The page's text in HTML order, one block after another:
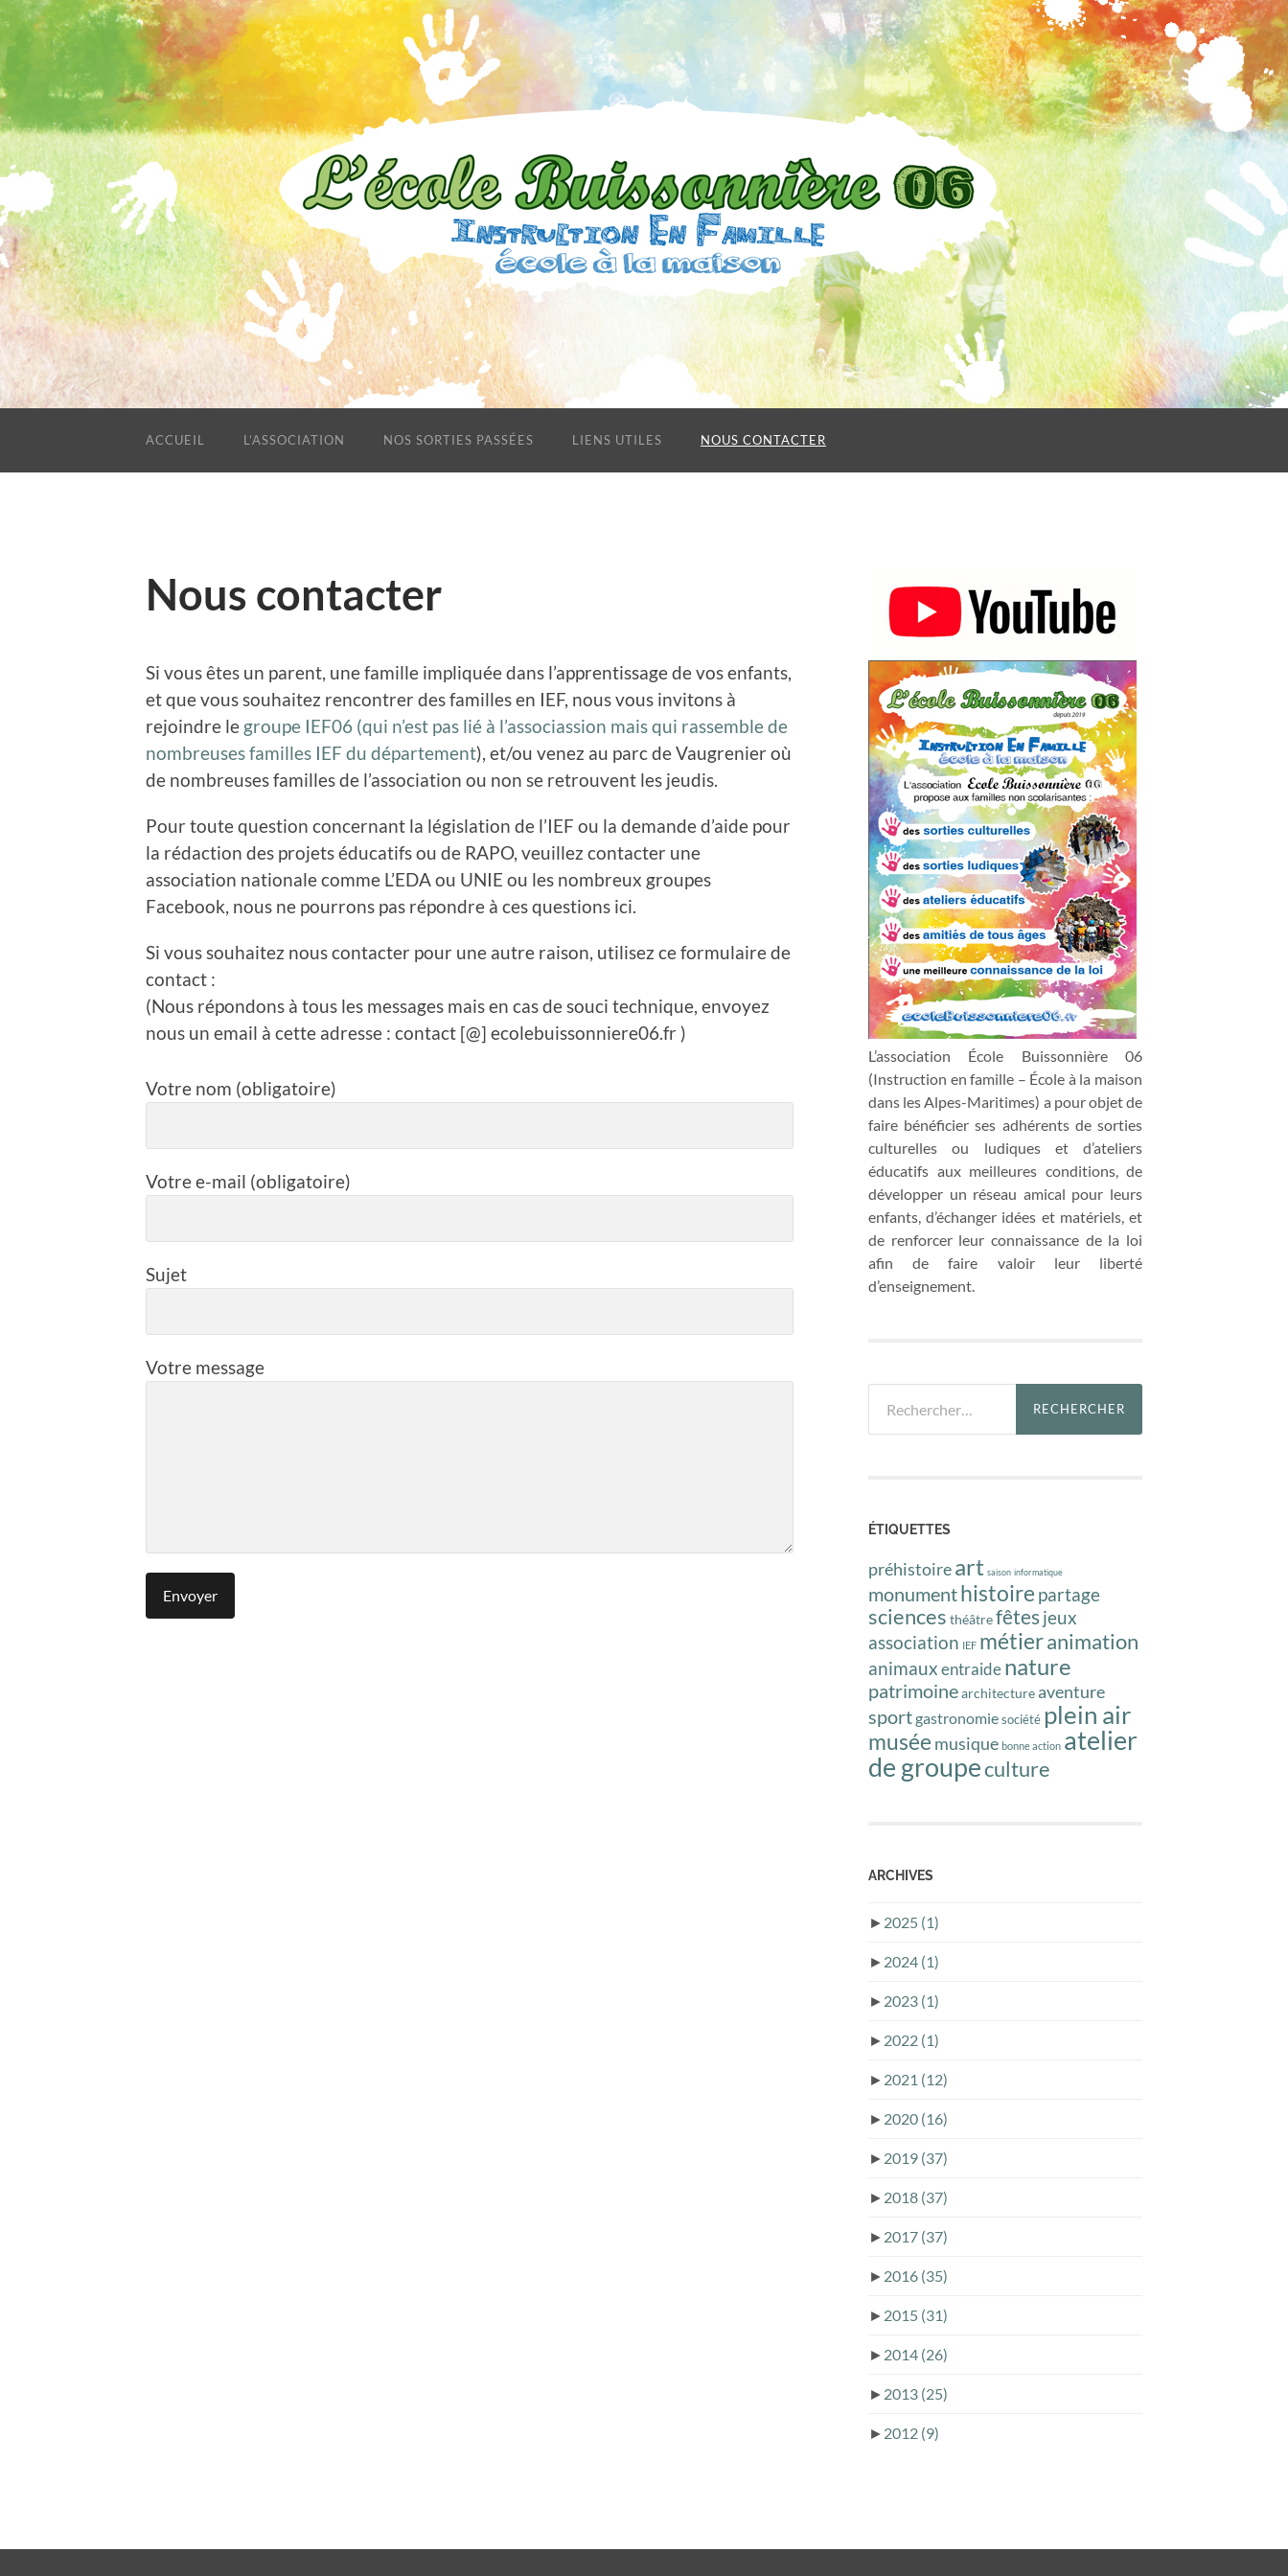
Buissonnière
ACCUEIL L’ASSOCIATION NOS SORTIES PASSÉES LIENS UTILES NOUS CONTACTER
Nous contacter
Si vous êtes un parent, une famille impliquée dans l’apprentissage de vos enfants,
et que vous souhaitez rencontrer des familles en IEF, nous vous invitons à
rejoindre le groupe IEF06 (qui n’est pas lié à l’associassion mais qui rassemble de
nombreuses familles IEF du département), et/ou venez au parc de Vaugrenier où
de nombreuses familles de l’association ou non se retrouvent les jeudis.
Pour toute question concernant la législation de l’IEF ou la demande d’aide pour
la rédaction des projets éducatifs ou de RAPO, veuillez contacter une
association nationale comme L’EDA ou UNIE ou les nombreux groupes
Facebook, nous ne pourrons pas répondre à ces questions ici.
Si vous souhaitez nous contacter pour une autre raison, utilisez ce formulaire de
contact :
(Nous répondons à tous les messages mais en cas de souci technique, envoyez
nous un email à cette adresse : contact [@] ecolebuissonniere06.fr )
Votre nom (obligatoire)
Votre e-mail (obligatoire)
Sujet
Votre message
L’association École Buissonnière 06
(Instruction en famille – École à la maison
dans les Alpes-Maritimes) a pour objet de
faire bénéficier ses adhérents de sorties
culturelles ou ludiques et d’ateliers
éducatifs aux meilleures conditions, de
développer un réseau amical pour leurs
enfants, d’échanger idées et matériels, et
de renforcer leur connaissance de la loi
afin de faire valoir leur liberté
d’enseignement.
ÉTIQUETTES
préhistoireart saison informatique
monumenthistoire partage
sciences théâtrefêtesjeux
association IEF métieranimation
animauxentraidenature
patrimoinearchitecture aventure
sport gastronomiesociété plein air
musée musique bonne action atelier
de groupeculture
ARCHIVES
► 2025 (1)
► 2024 (1)
► 2023 (1)
► 2022 (1)
► 2021 (12)
► 2020 (16)
► 2019 (37)
► 2018 (37)
► 2017 (37)
► 2016 (35)
► 2015 (31)
► 2014 (26)
► 2013 (25)
► 2012 (9)